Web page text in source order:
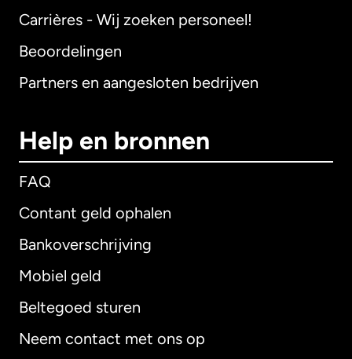
Carrières - Wij zoeken personeel!
Beoordelingen
Partners en aangesloten bedrijven
Help en bronnen
FAQ
Contant geld ophalen
Bankoverschrijving
Mobiel geld
Beltegoed sturen
Neem contact met ons op